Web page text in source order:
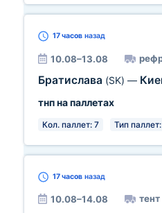
17 часов назад
10.08–13.08
Братислава (SK) —
тнп на паллетах
Кол. паллет: 7 Тип
17 часов назад
10.08–14.08 тент